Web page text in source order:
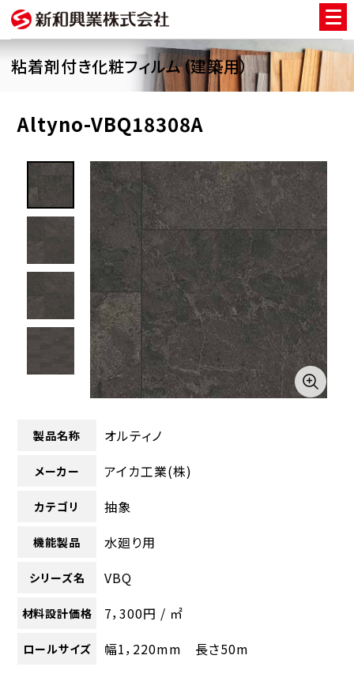
粘着剤付き化粧フィルム（建築用）
Altyno-VBQ18308A
製品名称 オルティノ
メーカー アイカ工業(株)
カテゴリ 抽象
機能製品 水廻り用
シリーズ名 VBQ
材料設計価格 7，300円 / ㎡
ロールサイズ 幅1，220mm 長さ50m